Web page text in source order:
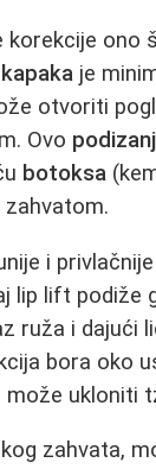
korekcije ono
je
otvoriti
Ovo
botoksa
i
lip lift podiže
ruža i dajući
bora oko
ukloniti
zahvata,